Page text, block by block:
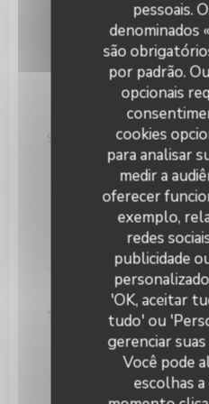
pessoais.
denominados
são
por padrão.
opcionais
cookies
para analisar
medir a
oferecer
exemplo,
redes
publicidade
'OK, aceitar
tudo' ou
gerenciar
Você pode
escolhas
2,00
Secreto
Situé près de l’épaule
ibérique est
son nom « Secreto ».
typique des porcs
saveurs
28,00 EUR
250g
Keating
Steak Black Angus, chèvre
au Miel, tomates
20,00
Tartare de
Keating Steak